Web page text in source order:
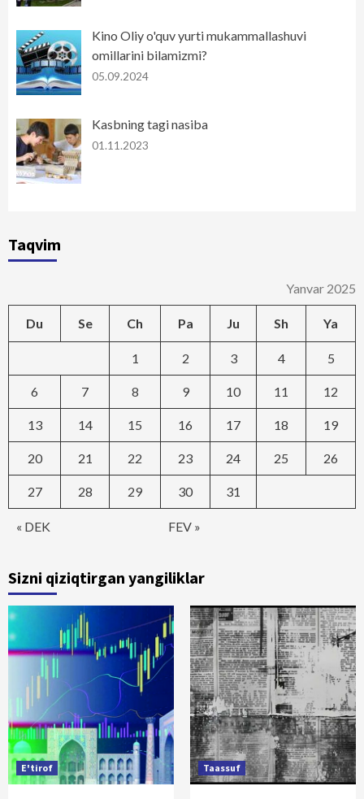
Kino Oliy o'quv yurti mukammallashuvi
omillarini bilamizmi?
05.09.2024
Kasbning tagi nasiba
01.11.2023
Taqvim
Yanvar 2025
Du Se Ch Pa Ju Sh Ya
« DEK FEV »
1 2 3 4 5
6 7 8 9 10 11 12
13 14 15 16 17 18 19
20 21 22 23 24 25 26
27 28 29 30 31
Sizni qiziqtirgan yangiliklar
E'tirof Taassuf